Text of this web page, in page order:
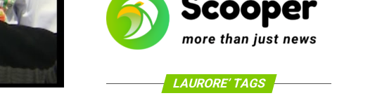
LAURORE’ TAGS